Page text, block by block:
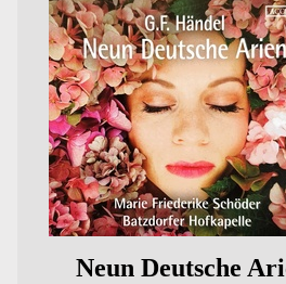
Neun Deutsche